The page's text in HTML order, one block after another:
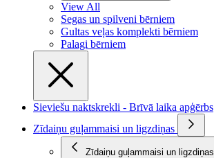
View All
Segas un spilveni bērniem
Gultas veļas komplekti bērniem
Palagi bērniem
Sieviešu naktskrekli - Brīvā laika apģērbs
Zīdaiņu guļammaisi un ligzdiņas
Zīdaiņu guļammaisi un ligzdiņas